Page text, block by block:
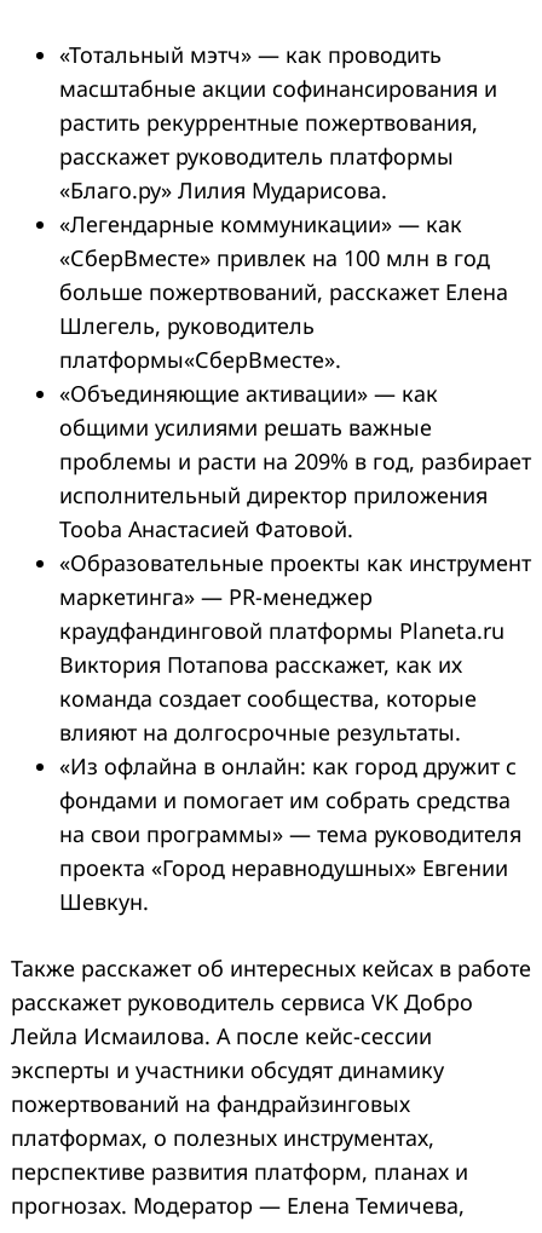
«Тотальный мэтч» — как проводить
масштабные акции софинансирования и
растить рекуррентные пожертвования,
расскажет руководитель платформы
«Благо.ру» Лилия Мударисова.
«Легендарные коммуникации» — как
«СберВместе» привлек на 100 млн в год
больше пожертвований, расскажет Елена
Шлегель, руководитель
платформы«СберВместе».
«Объединяющие активации» — как
общими усилиями решать важные
проблемы и расти на 209% в год, разбирает
исполнительный директор приложения
Tooba Анастасией Фатовой.
«Образовательные проекты как инструмент
маркетинга» — PR-менеджер
краудфандинговой платформы Planeta.ru
Виктория Потапова расскажет, как их
команда создает сообщества, которые
влияют на долгосрочные результаты.
«Из офлайна в онлайн: как город дружит с
фондами и помогает им собрать средства
на свои программы» — тема руководителя
проекта «Город неравнодушных» Евгении
Шевкун.
Также расскажет об интересных кейсах в работе
расскажет руководитель сервиса VK Добро
Лейла Исмаилова. А после кейс-сессии
эксперты и участники обсудят динамику
пожертвований на фандрайзинговых
платформах, о полезных инструментах,
перспективе развития платформ, планах и
прогнозах. Модератор — Елена Темичева,